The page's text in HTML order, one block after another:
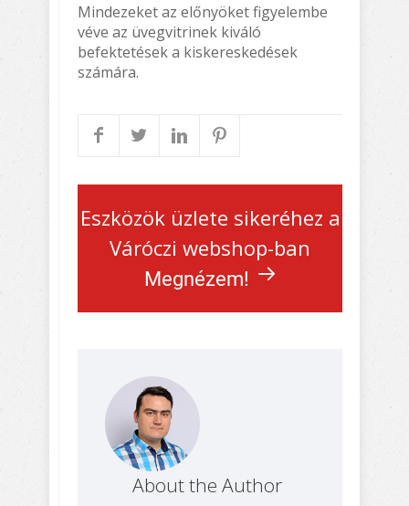
Mindezeket az előnyöket figyelembe
véve az üvegvitrinek kiváló
befektetések a kiskereskedések
számára.
Eszközök üzlete sikeréhez a
Váróczi webshop-ban
Megnézem!
About the Author